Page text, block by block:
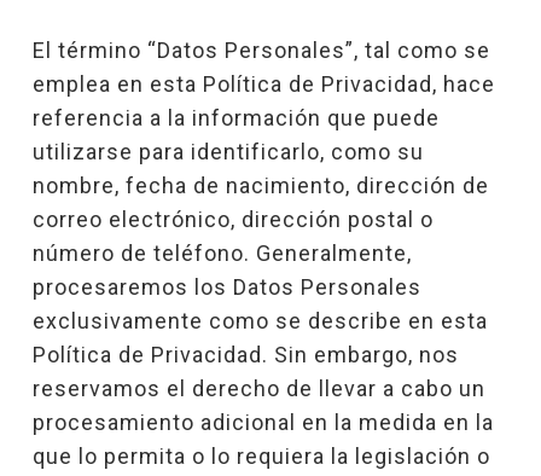
El término “Datos Personales”, tal como se
emplea en esta Política de Privacidad, hace
referencia a la información que puede
utilizarse para identificarlo, como su
nombre, fecha de nacimiento, dirección de
correo electrónico, dirección postal o
número de teléfono. Generalmente,
procesaremos los Datos Personales
exclusivamente como se describe en esta
Política de Privacidad. Sin embargo, nos
reservamos el derecho de llevar a cabo un
procesamiento adicional en la medida en la
que lo permita o lo requiera la legislación o